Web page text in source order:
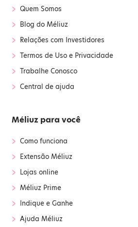
› Quem Somos
› Blog do Méliuz
› Relações com Investidores
› Termos de Uso e Privacidade
› Trabalhe Conosco
› Central de ajuda
Méliuz para você
› Como funciona
› Extensão Méliuz
› Lojas online
› Méliuz Prime
› Indique e Ganhe
› Ajuda Méliuz